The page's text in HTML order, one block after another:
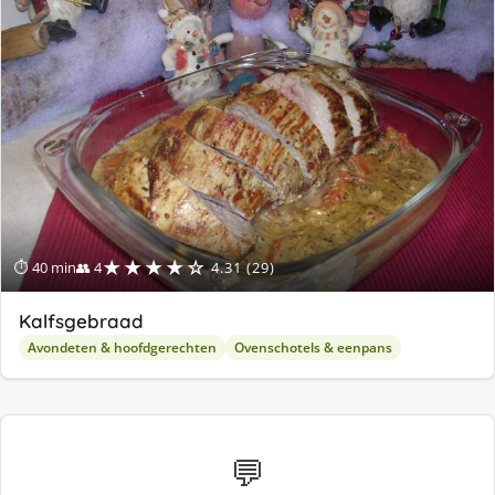
⏱ 40 min👥 4★★★★☆ 4.31 (29)
Kalfsgebraad
Avondeten & hoofdgerechten Ovenschotels & eenpans
💬